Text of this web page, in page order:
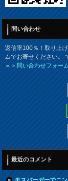
問い合わせ
返信率100％！取り上
ムでお寄せください。
＝＞問い合わせフォー
最近のコメント